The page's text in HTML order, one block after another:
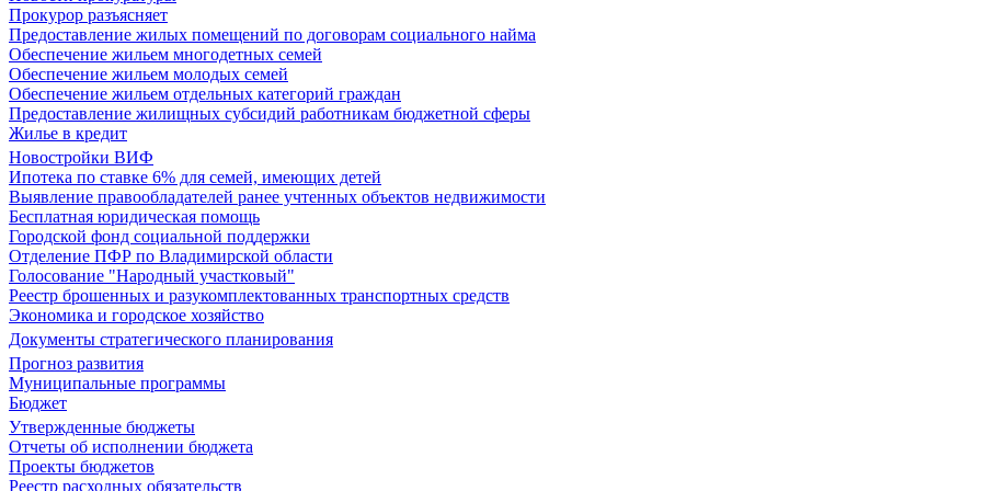
Прокурор разъясняет
Предоставление жилых помещений по договорам социального найма
Обеспечение жильем многодетных семей
Обеспечение жильем молодых семей
Обеспечение жильем отдельных категорий граждан
Предоставление жилищных субсидий работникам бюджетной сферы
Жилье в кредит
Новостройки ВИФ
Ипотека по ставке 6% для семей, имеющих детей
Выявление правообладателей ранее учтенных объектов недвижимости
Бесплатная юридическая помощь
Городской фонд социальной поддержки
Отделение ПФР по Владимирской области
Голосование "Народный участковый"
Реестр брошенных и разукомплектованных транспортных средств
Экономика и городское хозяйство
Документы стратегического планирования
Прогноз развития
Муниципальные программы
Бюджет
Утвержденные бюджеты
Отчеты об исполнении бюджета
Проекты бюджетов
Реестр расходных обязательств